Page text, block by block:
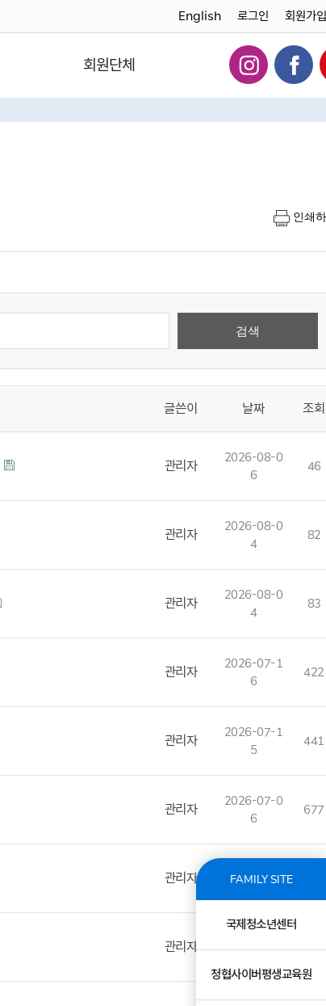
English 로그인 회원가입
회원단체
FAMILY SITE
국제청소년센터
청협사이버평생교육원
인쇄
글쓴이 날짜 조회
관리자
2026-08-0
6
46
관리자
2026-08-0
4
82
관리자
2026-08-0
4
83
관리자
2026-07-1
6
422
관리자
2026-07-1
5
441
관리자
2026-07-0
6
677
관리자
3
관리자 724